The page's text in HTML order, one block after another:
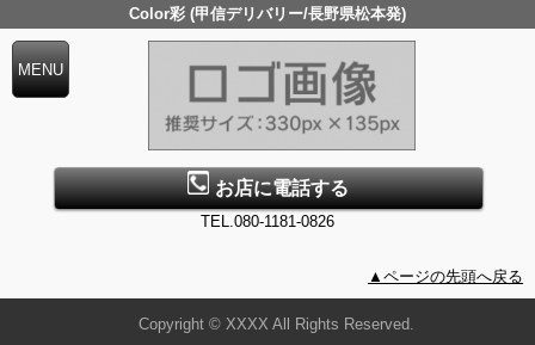
Color彩 (甲信デリバリー/長野県松本発)
お店に電話する
TEL.080-1181-0826
▲ページの先頭へ戻る
Copyright © XXXX All Rights Reserved.